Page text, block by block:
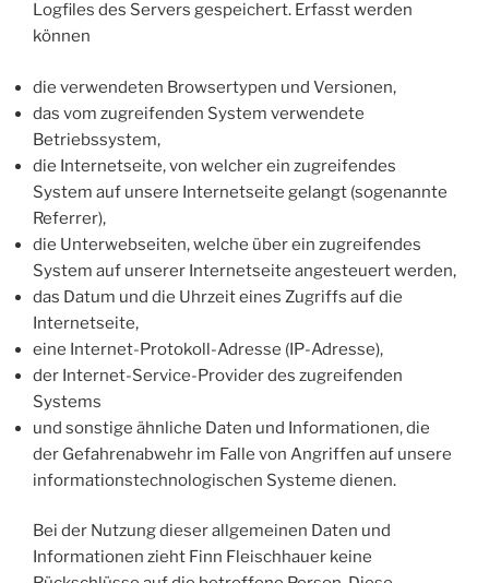
Logfiles des Servers gespeichert. Erfasst werden
können
die verwendeten Browsertypen und Versionen,
das vom zugreifenden System verwendete
Betriebssystem,
die Internetseite, von welcher ein zugreifendes
System auf unsere Internetseite gelangt (sogenannte
Referrer),
die Unterwebseiten, welche über ein zugreifendes
System auf unserer Internetseite angesteuert werden,
das Datum und die Uhrzeit eines Zugriffs auf die
Internetseite,
eine Internet-Protokoll-Adresse (IP-Adresse),
der Internet-Service-Provider des zugreifenden
Systems
und sonstige ähnliche Daten und Informationen, die
der Gefahrenabwehr im Falle von Angriffen auf unsere
informationstechnologischen Systeme dienen.
Bei der Nutzung dieser allgemeinen Daten und
Informationen zieht Finn Fleischhauer keine